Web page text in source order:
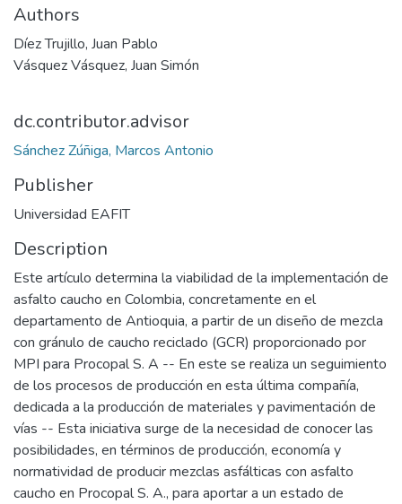
Authors
Díez Trujillo, Juan Pablo
Vásquez Vásquez, Juan Simón
dc.contributor.advisor
Sánchez Zúñiga, Marcos Antonio
Publisher
Universidad EAFIT
Description
Este artículo determina la viabilidad de la implementación de
asfalto caucho en Colombia, concretamente en el
departamento de Antioquia, a partir de un diseño de mezcla
con gránulo de caucho reciclado (GCR) proporcionado por
MPI para Procopal S. A -- En este se realiza un seguimiento
de los procesos de producción en esta última compañía,
dedicada a la producción de materiales y pavimentación de
vías -- Esta iniciativa surge de la necesidad de conocer las
posibilidades, en términos de producción, economía y
normatividad de producir mezclas asfálticas con asfalto
caucho en Procopal S. A., para aportar a un estado de